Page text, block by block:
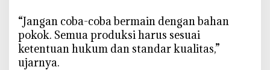
‎“Jangan coba-coba bermain dengan bahan
pokok. Semua produksi harus sesuai
ketentuan hukum dan standar kualitas,”
ujarnya.